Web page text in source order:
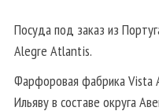
Посуда под заказ из
Alegre Atlantis.
Фарфоровая фабрика Vista
Ильяву в составе округа